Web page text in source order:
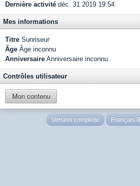
Dernière activité déc. 31 2019 19:54
Mes informations
Titre Sunriseur
Âge Âge inconnu
Anniversaire Anniversaire inconnu
Contrôles utilisateur
Mon contenu
Version complète Français